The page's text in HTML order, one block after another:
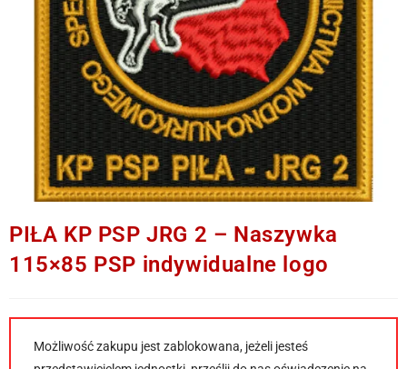
PIŁA KP PSP JRG 2 – Naszywka
115×85 PSP indywidualne logo
Możliwość zakupu jest zablokowana, jeżeli jesteś